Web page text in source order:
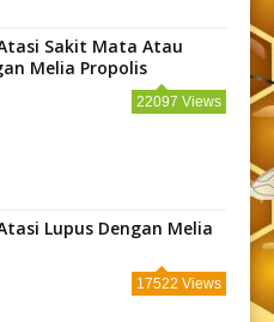
Sakit Mata Atau
Melia Propolis
22097 Views
Lupus Dengan Melia
17522 Views